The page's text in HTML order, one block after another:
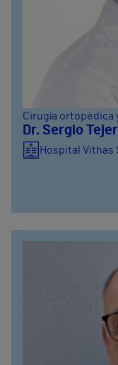
Cirugía ortopédica
Dr. Sergio
Hospital Vithas